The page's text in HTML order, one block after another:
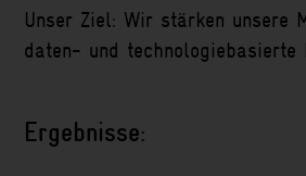
Unser Ziel: Wir stärken unsere
daten- und technologiebasierte
Ergebnisse: